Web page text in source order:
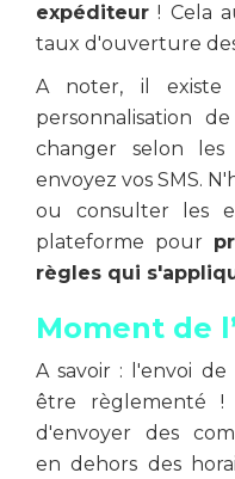
expéditeur ! Cela
taux d'ouverture
A noter, il existe
personnalisation
changer selon les
envoyez vos SMS.
ou consulter les
plateforme pour
règles qui
Moment de
A savoir : l'envoi
être règlementé !
d'envoyer des
en dehors des